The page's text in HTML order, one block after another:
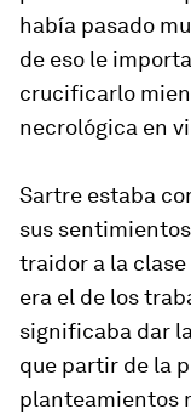
había pasado
de eso le
crucificarlo
necrológica en
Sartre estaba
sus
traidor a la
era el de los
significaba dar
que partir de la
planteamientos